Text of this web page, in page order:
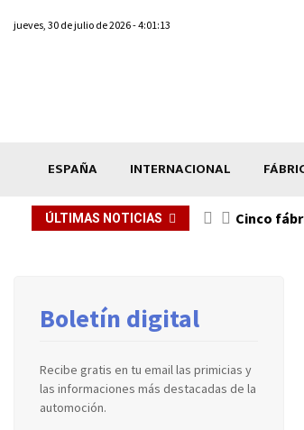
jueves, 30 de julio de 2026 - 4:01:13
ESPAÑA INTERNACIONAL
ÚLTIMAS NOTICIAS Cinco
Boletín digital
Recibe gratis en tu email las primicias y
las informaciones más destacadas de la
automoción.